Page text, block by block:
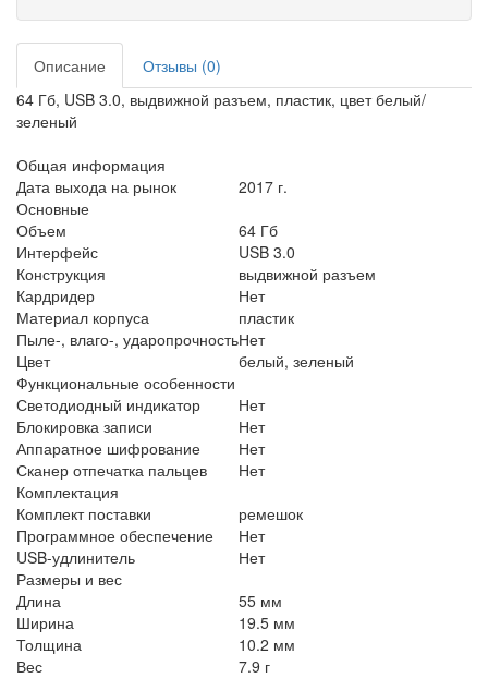
Описание
Отзывы (0)
64 Гб, USB 3.0, выдвижной разъем, пластик, цвет белый/
зеленый
Общая информация
Дата выхода на рынок
2017 г.
Основные
Объем
64 Гб
Интерфейс
USB 3.0
Конструкция
выдвижной разъем
Кардридер
Нет
Материал корпуса
пластик
Пыле-, влаго-, ударопрочностьНет
Цвет
белый, зеленый
Функциональные особенности
Светодиодный индикатор
Нет
Блокировка записи
Нет
Аппаратное шифрование
Нет
Сканер отпечатка пальцев
Нет
Комплектация
Комплект поставки
ремешок
Программное обеспечение
Нет
USB-удлинитель
Нет
Размеры и вес
Длина
55 мм
Ширина
19.5 мм
Толщина
10.2 мм
Вес
7.9 г